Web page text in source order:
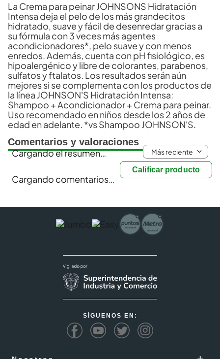
La Crema para peinar JOHNSONS Hidratación
Intensa deja el pelo de los más grandecitos
hidratado, suave y fácil de desenredar gracias a
su fórmula con 3 veces más agentes
acondicionadores*, pelo suave y con menos
enredos. Además, cuenta con pH fisiológico, es
hipoalergénico y libre de colorantes, parabenos,
sulfatos y ftalatos. Los resultados serán aún
mejores si se complementa con los productos de
la línea JOHNSON'S Hidratación Intensa:
Shampoo + Acondicionador + Crema para peinar.
Uso recomendado en niños desde los 2 años de
edad en adelante. *vs Shampoo JOHNSON'S.
Comentarios y valoraciones
Calificar producto
Cargando el resumen… Más reciente
Cargando comentarios…
SÍGUENOS EN: